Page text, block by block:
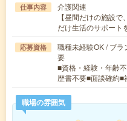
仕事内容
介護関連
【昼間だけの施設
だけ生活のサポート
応募資格
職種未経験OK / ブラ
要
■資格・経験・年齢
歴書不要■面談確約
職場の雰囲気